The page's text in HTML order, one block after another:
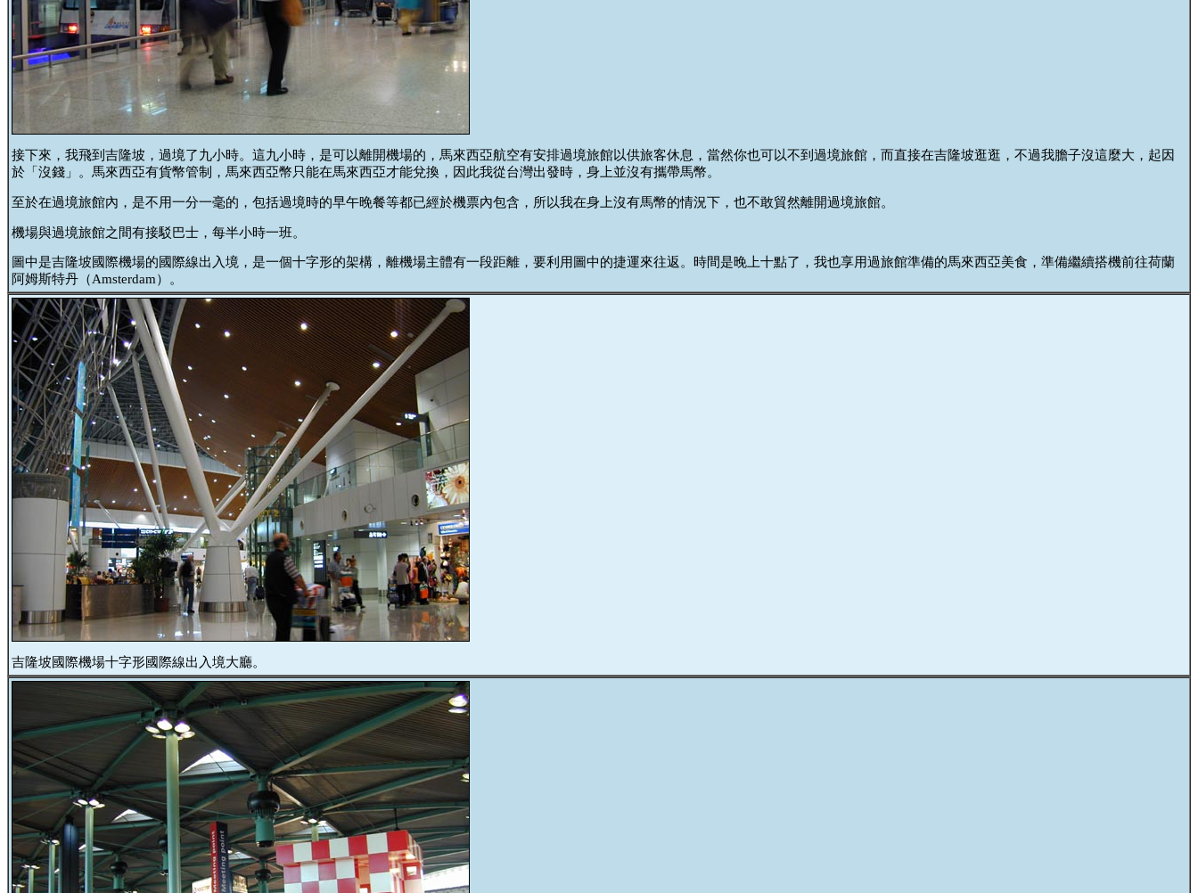
接下來，我飛到吉隆坡，過境了九小時。這九小時，是可以離開機場的，馬來西亞航空有安排過境旅館以供旅客休息，當然你也可以不到過境旅館，而直接在吉隆坡逛逛，不過我膽子沒這麼大，起因
於「沒錢」。馬來西亞有貨幣管制，馬來西亞幣只能在馬來西亞才能兌換，因此我從台灣出發時，身上並沒有攜帶馬幣。
至於在過境旅館內，是不用一分一毫的，包括過境時的早午晚餐等都已經於機票內包含，所以我在身上沒有馬幣的情況下，也不敢貿然離開過境旅館。
機場與過境旅館之間有接駁巴士，每半小時一班。
圖中是吉隆坡國際機場的國際線出入境，是一個十字形的架構，離機場主體有一段距離，要利用圖中的捷運來往返。時間是晚上十點了，我也享用過旅館準備的馬來西亞美食，準備繼續搭機前往荷蘭
阿姆斯特丹（Amsterdam）。
吉隆坡國際機場十字形國際線出入境大廳。